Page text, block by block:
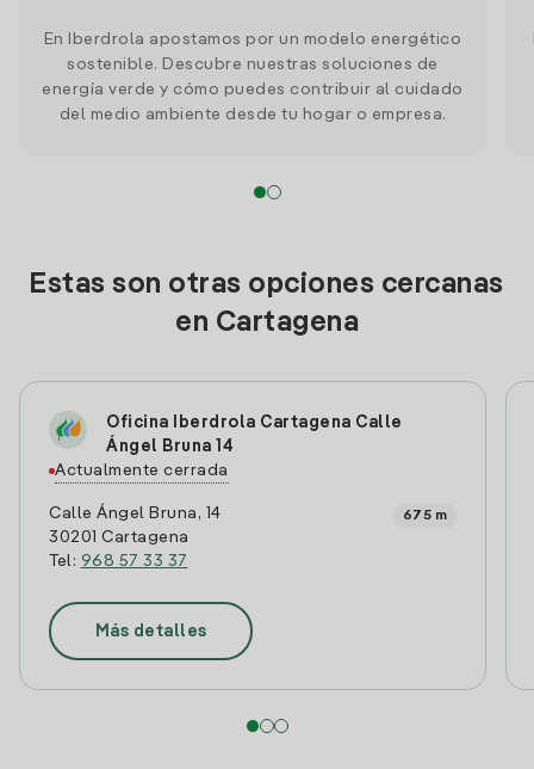
En Iberdrola apostamos por un modelo energético
sostenible. Descubre nuestras soluciones de
energía verde y cómo puedes contribuir al cuidado
del medio ambiente desde tu hogar o empresa.
Estas son otras opciones cercanas
en Cartagena
Oficina Iberdrola Cartagena Calle
Ángel Bruna 14
Actualmente cerrada
Calle Ángel Bruna, 14
30201 Cartagena
Tel: 968 57 33 37
675 m
Más detalles